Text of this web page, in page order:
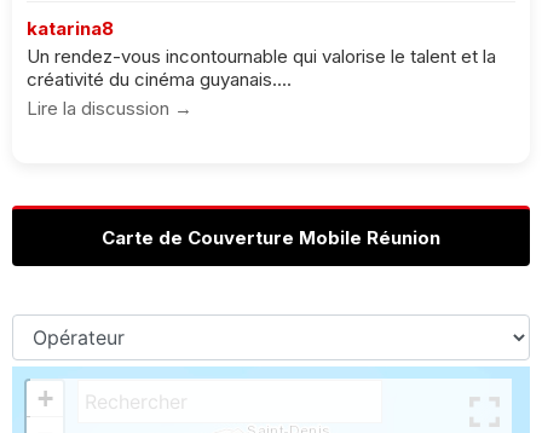
katarina8
Un rendez-vous incontournable qui valorise le talent et la
créativité du cinéma guyanais....
Lire la discussion →
Carte de Couverture Mobile Réunion